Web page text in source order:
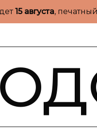
15 августа,